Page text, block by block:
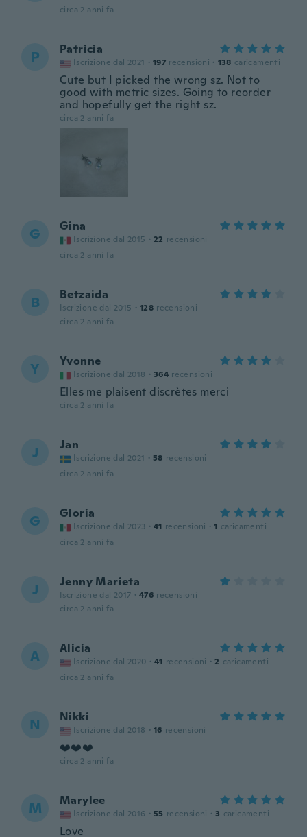
circa 2 anni fa
P Patricia
Iscrizione dal 2021 · 197 recensioni · 138 caricamenti
Cute but I picked the wrong sz. Not to
good with metric sizes. Going to reorder
and hopefully get the right sz.
circa 2 anni fa
G Gina
Iscrizione dal 2015 · 22 recensioni
circa 2 anni fa
B Betzaida
Iscrizione dal 2015 · 128 recensioni
circa 2 anni fa
Y Yvonne
Iscrizione dal 2018 · 364 recensioni
Elles me plaisent discrètes merci
circa 2 anni fa
J Jan
Iscrizione dal 2021 · 58 recensioni
circa 2 anni fa
G Gloria
Iscrizione dal 2023 · 41 recensioni · 1 caricamenti
circa 2 anni fa
J Jenny Marieta
Iscrizione dal 2017 · 476 recensioni
circa 2 anni fa
A Alicia
Iscrizione dal 2020 · 41 recensioni · 2 caricamenti
circa 2 anni fa
N Nikki
Iscrizione dal 2018 · 16 recensioni
❤️❤️❤️
circa 2 anni fa
M Marylee
Iscrizione dal 2016 · 55 recensioni · 3 caricamenti
Love